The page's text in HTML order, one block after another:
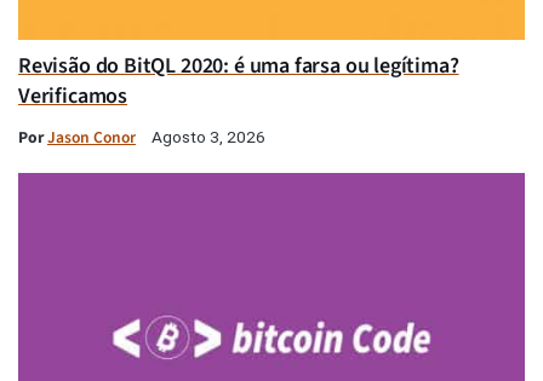
Revisão do BitQL 2020: é uma farsa ou legítima?
Verificamos
PorJason Conor Agosto 3, 2026